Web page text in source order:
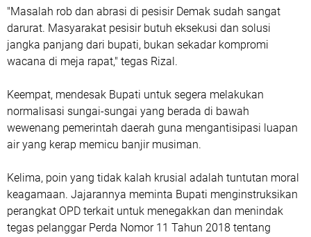
‎"Masalah rob dan abrasi di pesisir Demak sudah sangat
darurat. Masyarakat pesisir butuh eksekusi dan solusi
jangka panjang dari bupati, bukan sekadar kompromi
wacana di meja rapat," tegas Rizal.
‎Keempat, mendesak Bupati untuk segera melakukan
normalisasi sungai-sungai yang berada di bawah
wewenang pemerintah daerah guna mengantisipasi luapan
air yang kerap memicu banjir musiman.
‎Kelima, poin yang tidak kalah krusial adalah tuntutan moral
keagamaan. Jajarannya meminta Bupati menginstruksikan
perangkat OPD terkait untuk menegakkan dan menindak
tegas pelanggar Perda Nomor 11 Tahun 2018 tentang